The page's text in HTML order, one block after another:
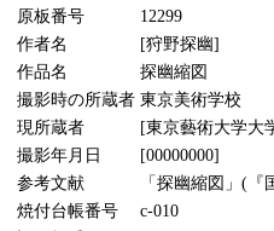
原板番号
12299
作者名
[狩野探幽]
作品名
探幽縮図
撮影時の所蔵者 東京美術学校
現所蔵者
[東京藝術大学大
撮影年月日
[00000000]
参考文献
「探幽縮図」(『
焼付台帳番号
c-010